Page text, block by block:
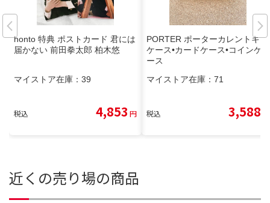
honto 特典 ポストカード 君には
届かない 前田拳太郎 柏木悠
マイストア在庫： 39
税込 4,853 円
PORTER ポーターカレントキー
ケース•カードケース•コインケ
ース
マイストア在庫： 71
税込 3,588
近くの売り場の商品